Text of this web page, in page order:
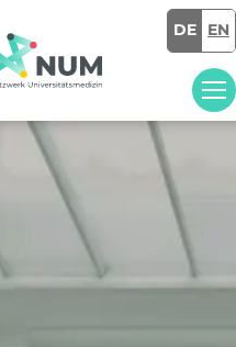
DE EN